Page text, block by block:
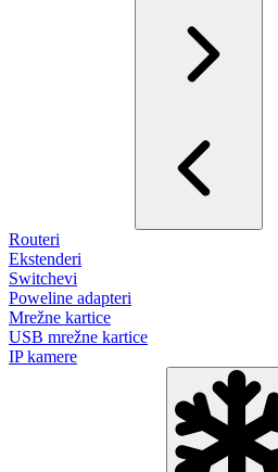
Routeri
Ekstenderi
Switchevi
Poweline adapteri
Mrežne kartice
USB mrežne kartice
IP kamere